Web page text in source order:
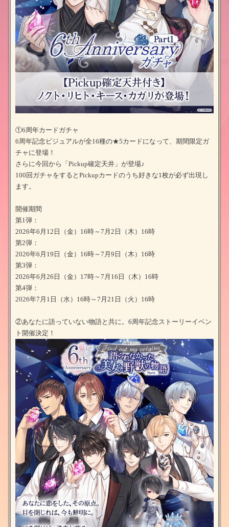
①6周年カードガチャ
6周年記念ビジュアルが全16種の★5カードになって、期間限定ガ
チャに登場！
さらに今回から「Pickup確定天井」が登場♪
100回ガチャをするとPickupカードのうち好きな1枚が必ず出現し
ます。
開催期間
第1弾：
2026年6月12日（金）16時～7月2日（木）16時
第2弾：
2026年6月19日（金）16時～7月9日（木）16時
第3弾：
2026年6月26日（金）17時～7月16日（木）16時
第4弾：
2026年7月1日（水）16時～7月21日（火）16時
②あなたに語っていない物語と共に。6周年記念ストーリーイベン
ト開催決定！